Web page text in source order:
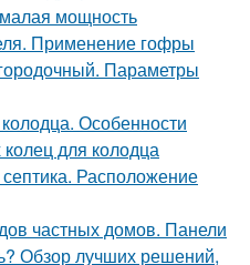
мощность
Применение гофры
Параметры
Особенности
для колодца
Расположение
частных домов. Панели
Обзор лучших решений,